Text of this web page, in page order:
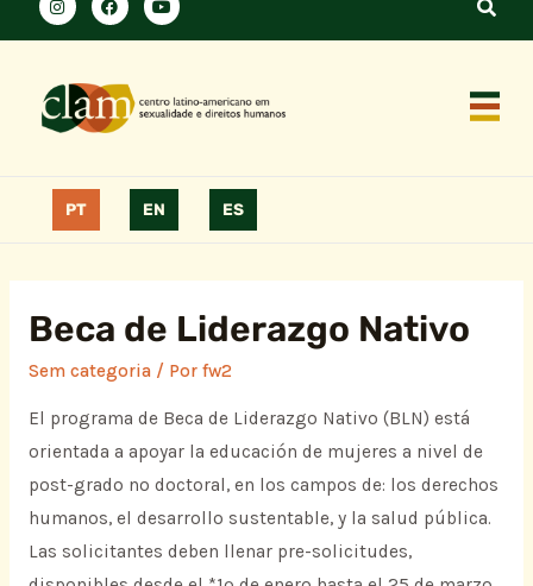
PT EN ES
Beca de Liderazgo Nativo
Sem categoria/ Por fw2
El programa de Beca de Liderazgo Nativo (BLN) está
orientada a apoyar la educación de mujeres a nivel de
post-grado no doctoral, en los campos de: los derechos
humanos, el desarrollo sustentable, y la salud pública.
Las solicitantes deben llenar pre-solicitudes,